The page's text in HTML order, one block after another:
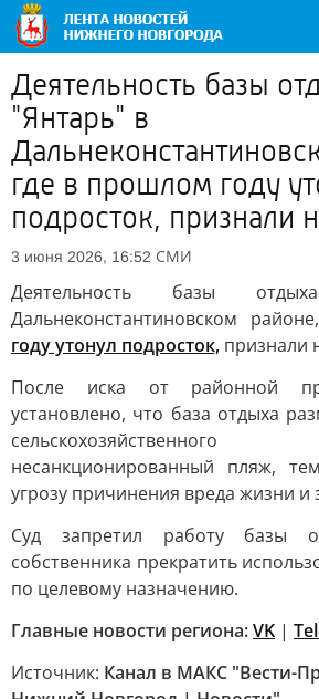
Деятельность базы
"Янтарь" в
где в прошлом году
подросток, признали
3 июня 2026, 16:52 СМИ
Деятельность базы
Дальнеконстантиновском районе,
году утонул подросток, признали
После иска от районной
установлено, что база отдыха
несанкционированный пляж,
угрозу причинения вреда жизни и
Суд запретил работу базы
собственника прекратить
по целевому назначению.
Главные новости региона:VK |
Источник: Канал в МАКС "Вести-